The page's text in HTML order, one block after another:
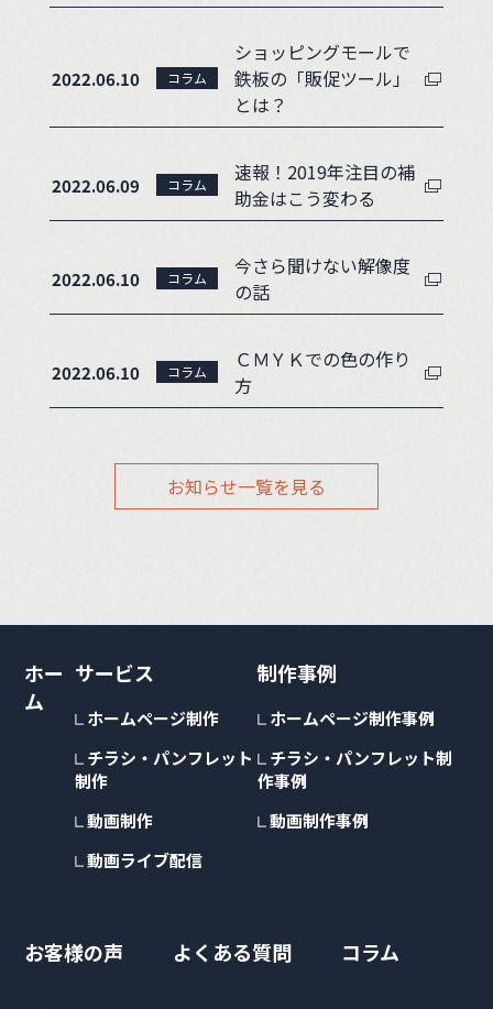
2022.06.10 コラム
ショッピングモールで
鉄板の「販促ツール」
とは？
2022.06.09 コラム
速報！2019年注目の補
助金はこう変わる
2022.06.10 コラム
今さら聞けない解像度
の話
2022.06.10 コラム
ＣＭＹＫでの色の作り
方
お知らせ一覧を見る
ホー
ム
サービス
ホームページ制作
チラシ・パンフレット
制作
動画制作
動画ライブ配信
制作事例
ホームページ制作事例
チラシ・パンフレット制
作事例
動画制作事例
お客様の声 よくある質問 コラム